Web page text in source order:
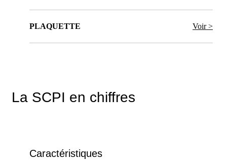
PLAQUETTE Voir >
La SCPI en chiffres
Caractéristiques